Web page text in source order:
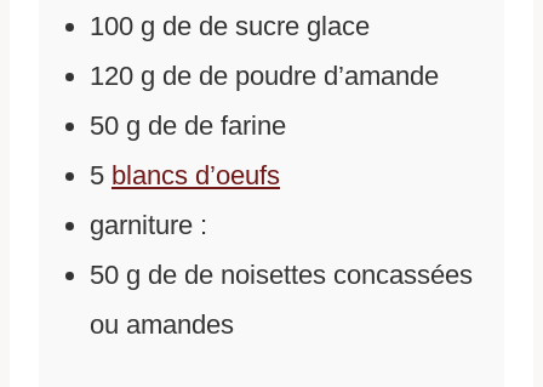
100 g de de sucre glace
120 g de de poudre d’amande
50 g de de farine
5 blancs d’oeufs
garniture :
50 g de de noisettes concassées
ou amandes